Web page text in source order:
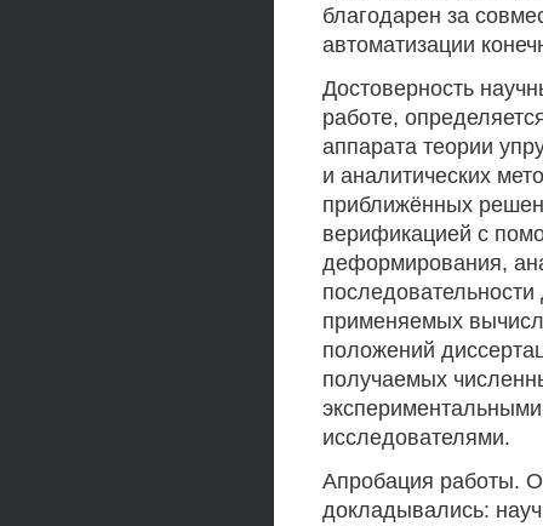
благодарен за
автоматизации
Достоверность
работе,
аппарата теории
и аналитических
приближённых
верификацией с
деформирования,
последовательности
применяемых
положений
получаемых
исследователями.
Апробация работы.
докладывались: